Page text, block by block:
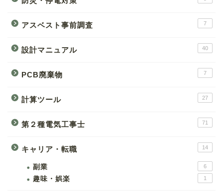
アスベスト事前調査 7
設計マニュアル 40
PCB廃棄物 7
計算ツール 27
第２種電気工事士 71
キャリア・転職 14
副業 6
趣味・娯楽 1